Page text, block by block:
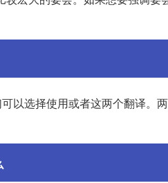
可以选择使用或者这两个翻译